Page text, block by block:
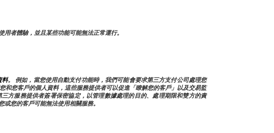
者體驗，並且某些功能可能無法正常運行。
料。 例如，當您使用自動支付功能時，我們可能會要求第三方支付公司處理您
和您客戶的個人資料，這些服務提供者可以促進「瞭解您的客戶」以及交易監
三方服務提供者簽署保密協定，以管理數據處理的目的、處理期限和雙方的責
您的客戶可能無法使用相關服務。